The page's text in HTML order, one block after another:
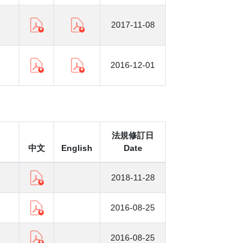
2017-11-08
2016-12-01
中文 English
法規修訂日
Date
2018-11-28
2016-08-25
2016-08-25